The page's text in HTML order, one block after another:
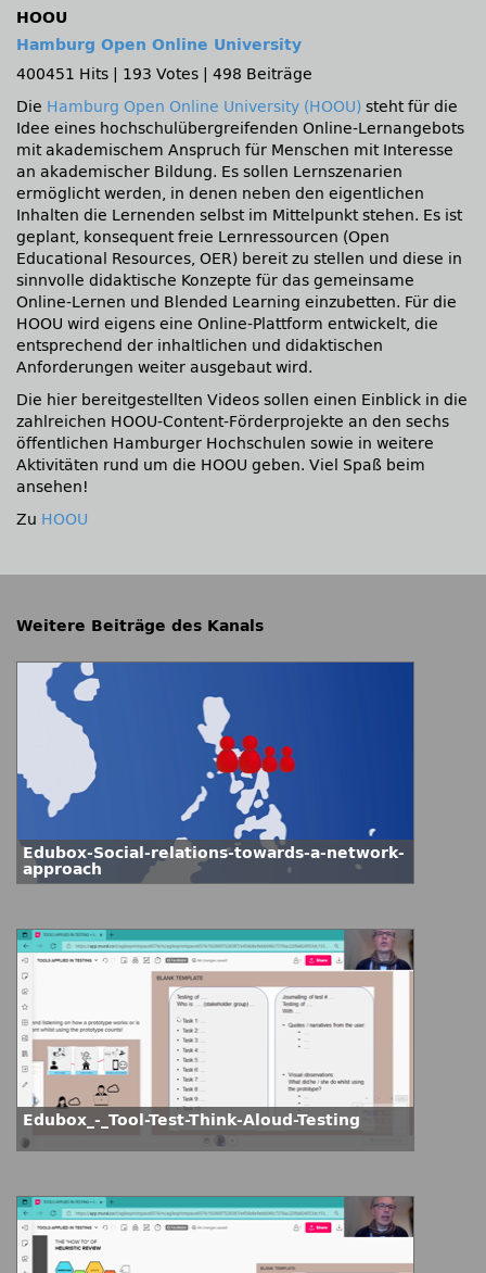
HOOU
Hamburg Open Online University
400451 Hits
193 Votes
498 Beiträge
Die Hamburg Open Online University (HOOU) steht für die
Idee eines hochschulübergreifenden Online-Lernangebots
mit akademischem Anspruch für Menschen mit Interesse
an akademischer Bildung. Es sollen Lernszenarien
ermöglicht werden, in denen neben den eigentlichen
Inhalten die Lernenden selbst im Mittelpunkt stehen. Es ist
geplant, konsequent freie Lernressourcen (Open
Educational Resources, OER) bereit zu stellen und diese in
sinnvolle didaktische Konzepte für das gemeinsame
Online-Lernen und Blended Learning einzubetten. Für die
HOOU wird eigens eine Online-Plattform entwickelt, die
entsprechend der inhaltlichen und didaktischen
Anforderungen weiter ausgebaut wird.
Die hier bereitgestellten Videos sollen einen Einblick in die
zahlreichen HOOU-Content-Förderprojekte an den sechs
öffentlichen Hamburger Hochschulen sowie in weitere
Aktivitäten rund um die HOOU geben. Viel Spaß beim
ansehen!
Zu HOOU
Weitere Beiträge des Kanals
Edubox-Social-relations-towards-a-network-
approach
Edubox_-_Tool-Test-Think-Aloud-Testing